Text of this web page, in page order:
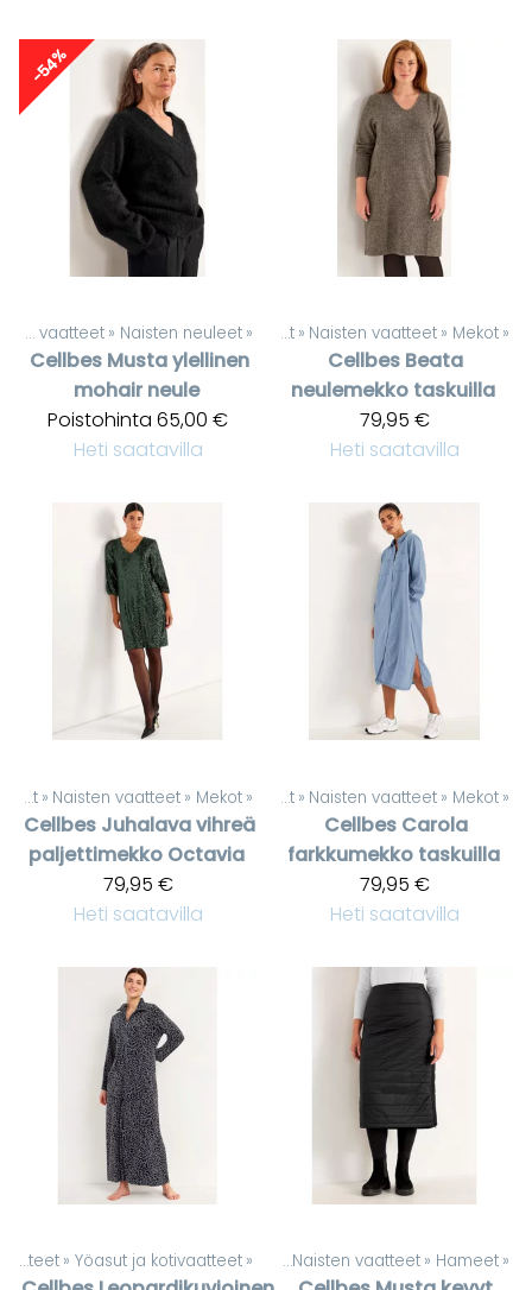
-54%
Naisten vaatteet ‪» Naisten neuleet ‪»
Cellbes Musta ylellinen
mohair neule
Poistohinta 65,00 €
Heti saatavilla
Tuotteet ‪» Naisten vaatteet ‪» Mekot ‪»
Cellbes Beata
neulemekko taskuilla
79,95 €
Heti saatavilla
Tuotteet ‪» Naisten vaatteet ‪» Mekot ‪»
Cellbes Juhalava vihreä
paljettimekko Octavia
79,95 €
Heti saatavilla
Tuotteet ‪» Naisten vaatteet ‪» Mekot ‪»
Cellbes Carola
farkkumekko taskuilla
79,95 €
Heti saatavilla
Naisten vaatteet ‪» Yöasut ja kotivaatteet ‪»
Tuotteet ‪» Naisten vaatteet ‪» Hameet ‪»